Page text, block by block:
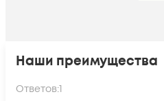
Наши преимущества
Ответов:1